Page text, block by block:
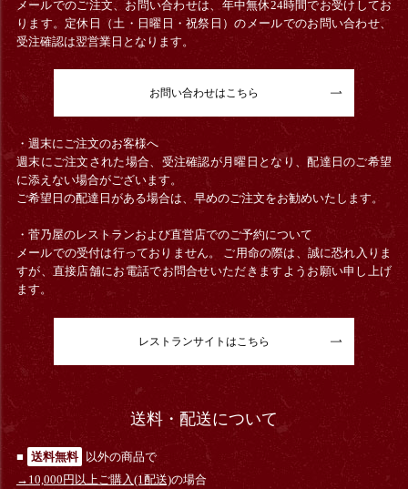
メールでのご注文、お問い合わせは、年中無休24時間でお受けしてお
ります。定休日（土・日曜日・祝祭日）のメールでのお問い合わせ、
受注確認は翌営業日となります。
お問い合わせはこちら
・週末にご注文のお客様へ
週末にご注文された場合、受注確認が月曜日となり、配達日のご希望
に添えない場合がございます。
ご希望日の配達日がある場合は、早めのご注文をお勧めいたします。
・菅乃屋のレストランおよび直営店でのご予約について
メールでの受付は行っておりません。 ご用命の際は、誠に恐れ入りま
すが、直接店舗にお電話でお問合せいただきますようお願い申し上げ
ます。
レストランサイトはこちら
送料・配送について
■ 送料無料
以外の商品で
→10,000円以上ご購入(1配送)の場合